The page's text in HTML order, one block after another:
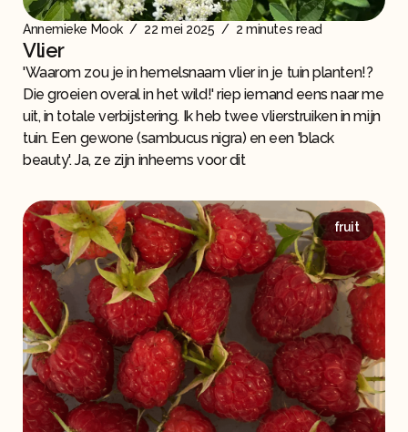
Annemieke Mook / 22 mei 2025 / 2 minutes read
Vlier
'Waarom zou je in hemelsnaam vlier in je tuin planten!?
Die groeien overal in het wild!' riep iemand eens naar me
uit, in totale verbijstering. Ik heb twee vlierstruiken in mijn
tuin. Een gewone (sambucus nigra) en een 'black
beauty'. Ja, ze zijn inheems voor dit
fruit